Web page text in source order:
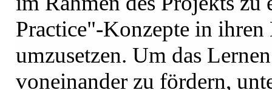
Practice"-Konzepte in
umzusetzen. Um das
voneinander zu fördern,